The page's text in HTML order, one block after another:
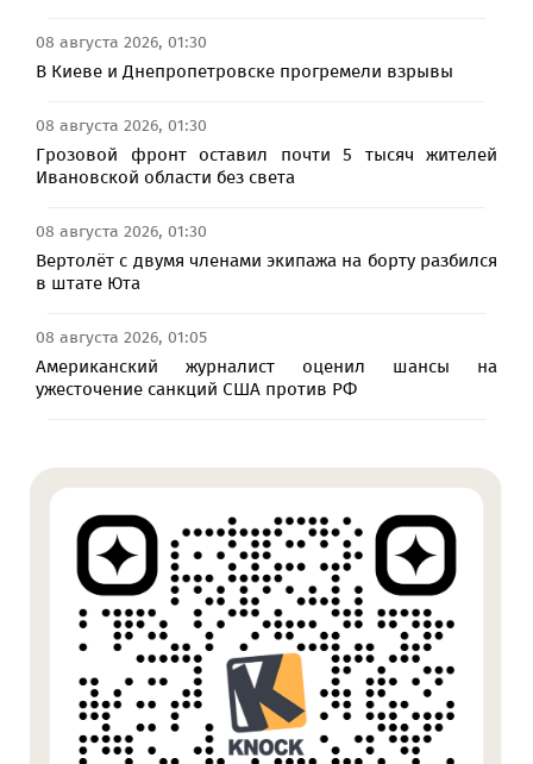
08 августа 2026, 01:30
В Киеве и Днепропетровске прогремели взрывы
08 августа 2026, 01:30
Грозовой фронт оставил почти 5 тысяч жителей
Ивановской области без света
08 августа 2026, 01:30
Вертолёт с двумя членами экипажа на борту разбился
в штате Юта
08 августа 2026, 01:05
Американский журналист оценил шансы на
ужесточение санкций США против РФ